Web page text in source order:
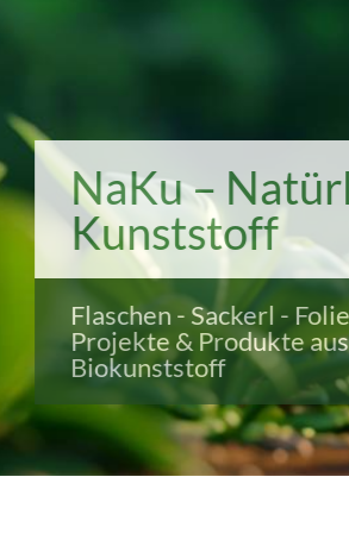
NaKu –
Kunststoff
Flaschen - Sackerl -
Projekte & Produkte aus
Biokunststoff